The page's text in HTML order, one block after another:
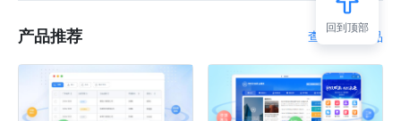
产品推荐 查看更多产品
回到顶部